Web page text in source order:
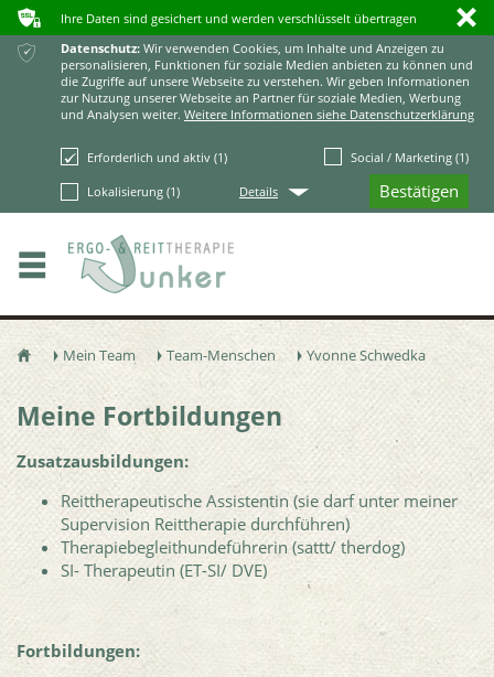
ʥ Ihre Daten sind gesichert und werden verschlüsselt übertragen
ı
ќ
Datenschutz: Wir verwenden Cookies, um Inhalte und Anzeigen zu
personalisieren, Funktionen für soziale Medien anbieten zu können und
die Zugriffe auf unsere Webseite zu verstehen. Wir geben Informationen
zur Nutzung unserer Webseite an Partner für soziale Medien, Werbung
und Analysen weiter. Weitere Informationen siehe Datenschutzerklärung
Erforderlich und aktiv (1) Social / Marketing (1)
Lokalisierung (1) Details Q
ŷ Ţ Mein Team Ţ Team-Menschen Ţ Yvonne Schwedka
Meine Fortbildungen
Zusatzausbildungen:
Reittherapeutische Assistentin (sie darf unter meiner
Supervision Reittherapie durchführen)
Therapiebegleithundeführerin (sattt/ therdog)
SI- Therapeutin (ET-SI/ DVE)
Fortbildungen: